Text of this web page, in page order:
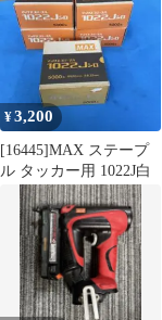
¥3,200
[16445]MAX ステープ
ル タッカー用 1022J白